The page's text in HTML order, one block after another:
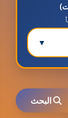
▼
البحث